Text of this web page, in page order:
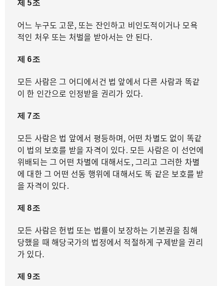
제 5조
어느 누구도 고문, 또는 잔인하고 비인도적이거나 모욕
적인 처우 또는 처벌을 받아서는 안 된다.
제 6조
모든 사람은 그 어디에서건 법 앞에서 다른 사람과 똑같
이 한 인간으로 인정받을 권리가 있다.
제 7조
모든 사람은 법 앞에서 평등하며, 어떤 차별도 없이 똑같
이 법의 보호를 받을 자격이 있다. 모든 사람은 이 선언에
위배되는 그 어떤 차별에 대해서도, 그리고 그러한 차별
에 대한 그 어떤 선동 행위에 대해서도 똑 같은 보호를 받
을 자격이 있다.
제 8조
모든 사람은 헌법 또는 법률이 보장하는 기본권을 침해
당했을 때 해당국가의 법정에서 적절하게 구제받을 권리
가 있다.
제 9조